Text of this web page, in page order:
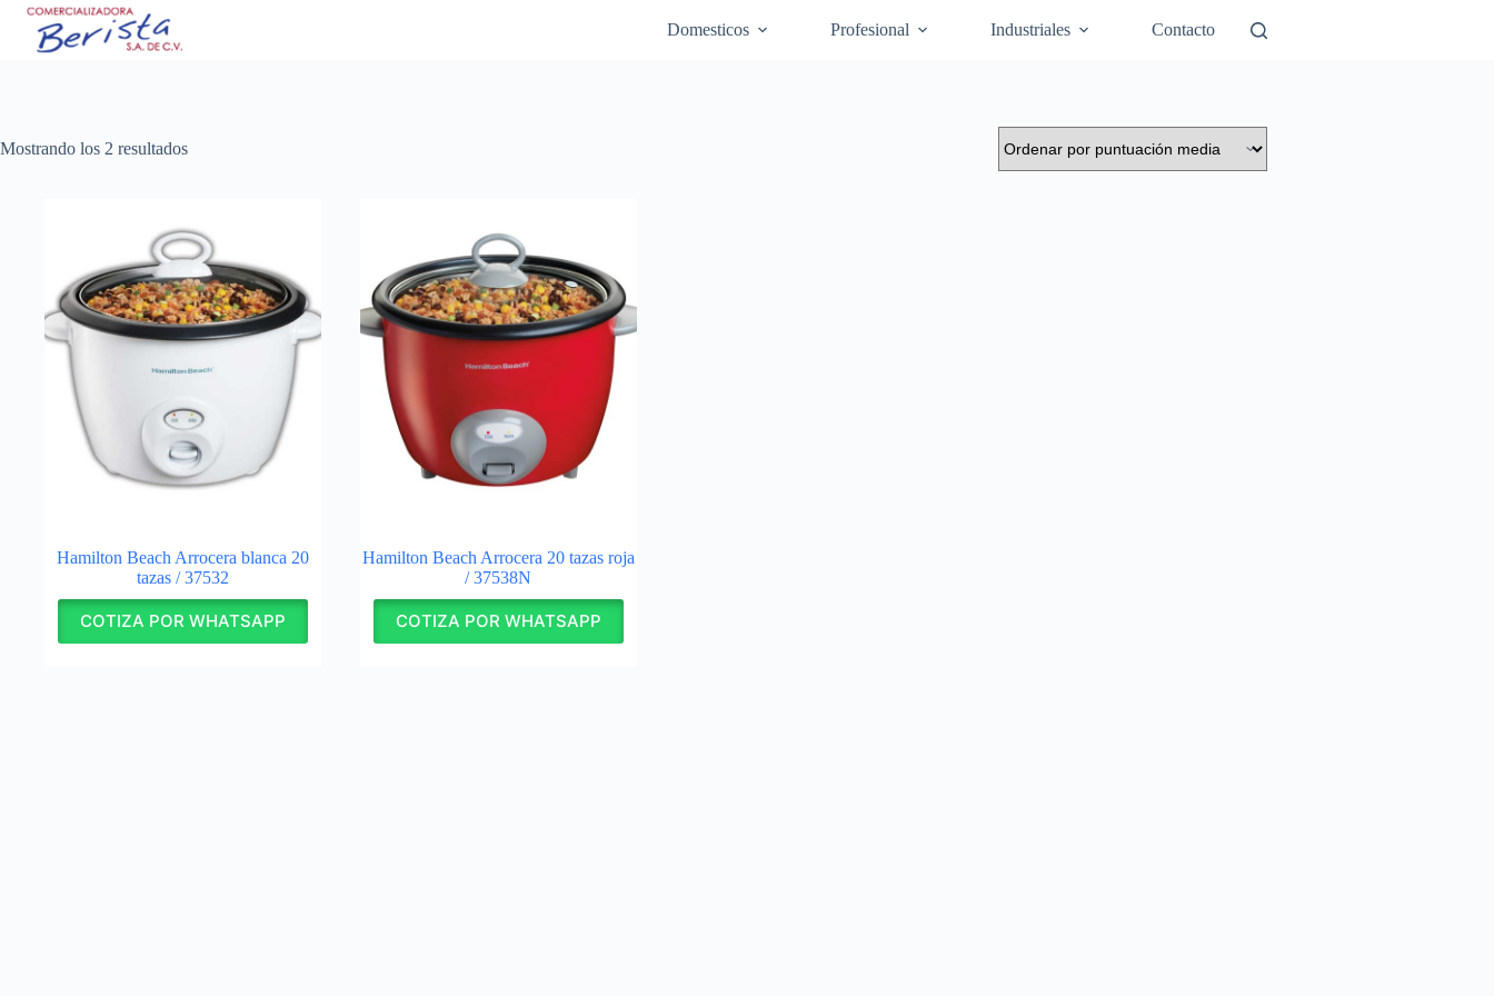
Saltar
contenido
Domesticos Profesional Industriales Contacto
Mostrando los 2 resultadosOrdenado
Hamilton Beach Arrocera blanca 20
tazas / 37532
COTIZA POR WHATSAPP
Hamilton Beach Arrocera 20 tazas roja
/ 37538N
COTIZA POR WHATSAPP